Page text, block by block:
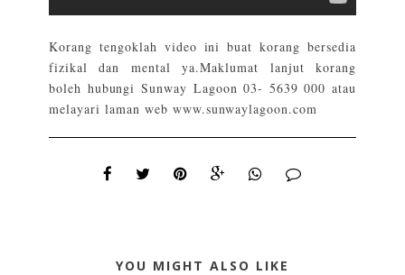
Korang tengoklah video ini buat korang bersedia
fizikal dan mental ya.Maklumat lanjut korang
boleh hubungi Sunway Lagoon03- 5639 000 atau
melayari laman web www.sunwaylagoon.com
YOU MIGHT ALSO LIKE